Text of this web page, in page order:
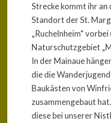
Strecke kommt ihr an
Standort der St.
„Ruchelnheim“
Naturschutzgebiet
In der Mainaue
die die
Baukästen von
zusammengebaut
diese bei unserer